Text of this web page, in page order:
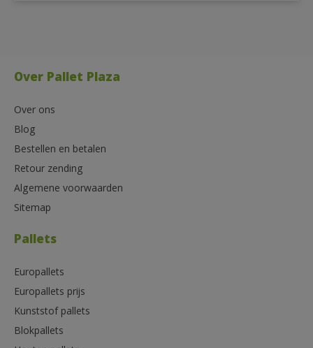
Over Pallet Plaza
Over ons
Blog
Bestellen en betalen
Retour zending
Algemene voorwaarden
Sitemap
Pallets
Europallets
Europallets prijs
Kunststof pallets
Blokpallets